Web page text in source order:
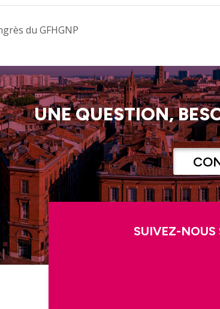
du GFHGNP
UNE QUESTION,
SUIVEZ-NOUS